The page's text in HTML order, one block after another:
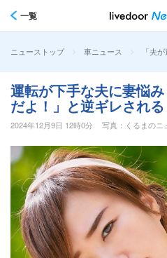
一覧
ニューストップ > 車ニュース > 「夫
運転が下手な夫に妻悩
だよ！」と逆ギレされる
2024年12月9日 12時0分
写真：くるまのニ